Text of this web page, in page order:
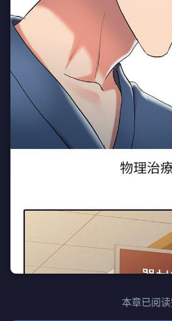
本章已阅